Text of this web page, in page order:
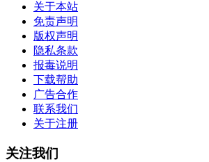
关于本站
免责声明
版权声明
隐私条款
报毒说明
下载帮助
广告合作
联系我们
关于注册
关注我们